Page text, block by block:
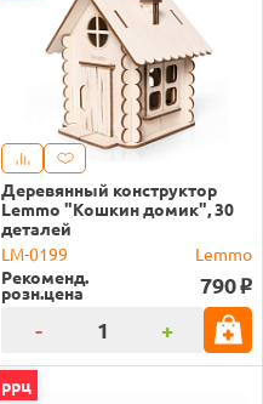
Деревянный конструктор
Lemmo "Кошкин домик", 30
деталей
LM-0199
Lemmo
Рекоменд.
розн.цена 790 o
- +
ррц